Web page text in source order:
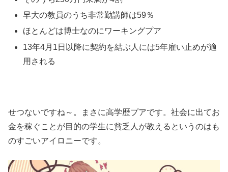
早大の教員のうち非常勤講師は59％
ほとんどは博士なのにワーキングプア
13年4月1日以降に契約を結ぶ人には5年雇い止めが適
用される
せつないですね～。まさに高学歴プアです。社会に出てお
金を稼ぐことが目的の学生に貧乏人が教えるというのはも
のすごいアイロニーです。